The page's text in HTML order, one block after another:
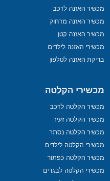
מכשיר האזנה לרכב
מכשיר האזנה מרחוק
מכשיר האזנה קטן
מכשירי האזנה לילדים
בדיקת האזנה לטלפון
מכשירי הקלטה
מכשיר הקלטה לרכב
מכשיר הקלטה זעיר
מכשיר הקלטה נסתר
מכשירי הקלטה לילדים
מכשיר הקלטה כפתור
מכשירי הקלטה לבגדים